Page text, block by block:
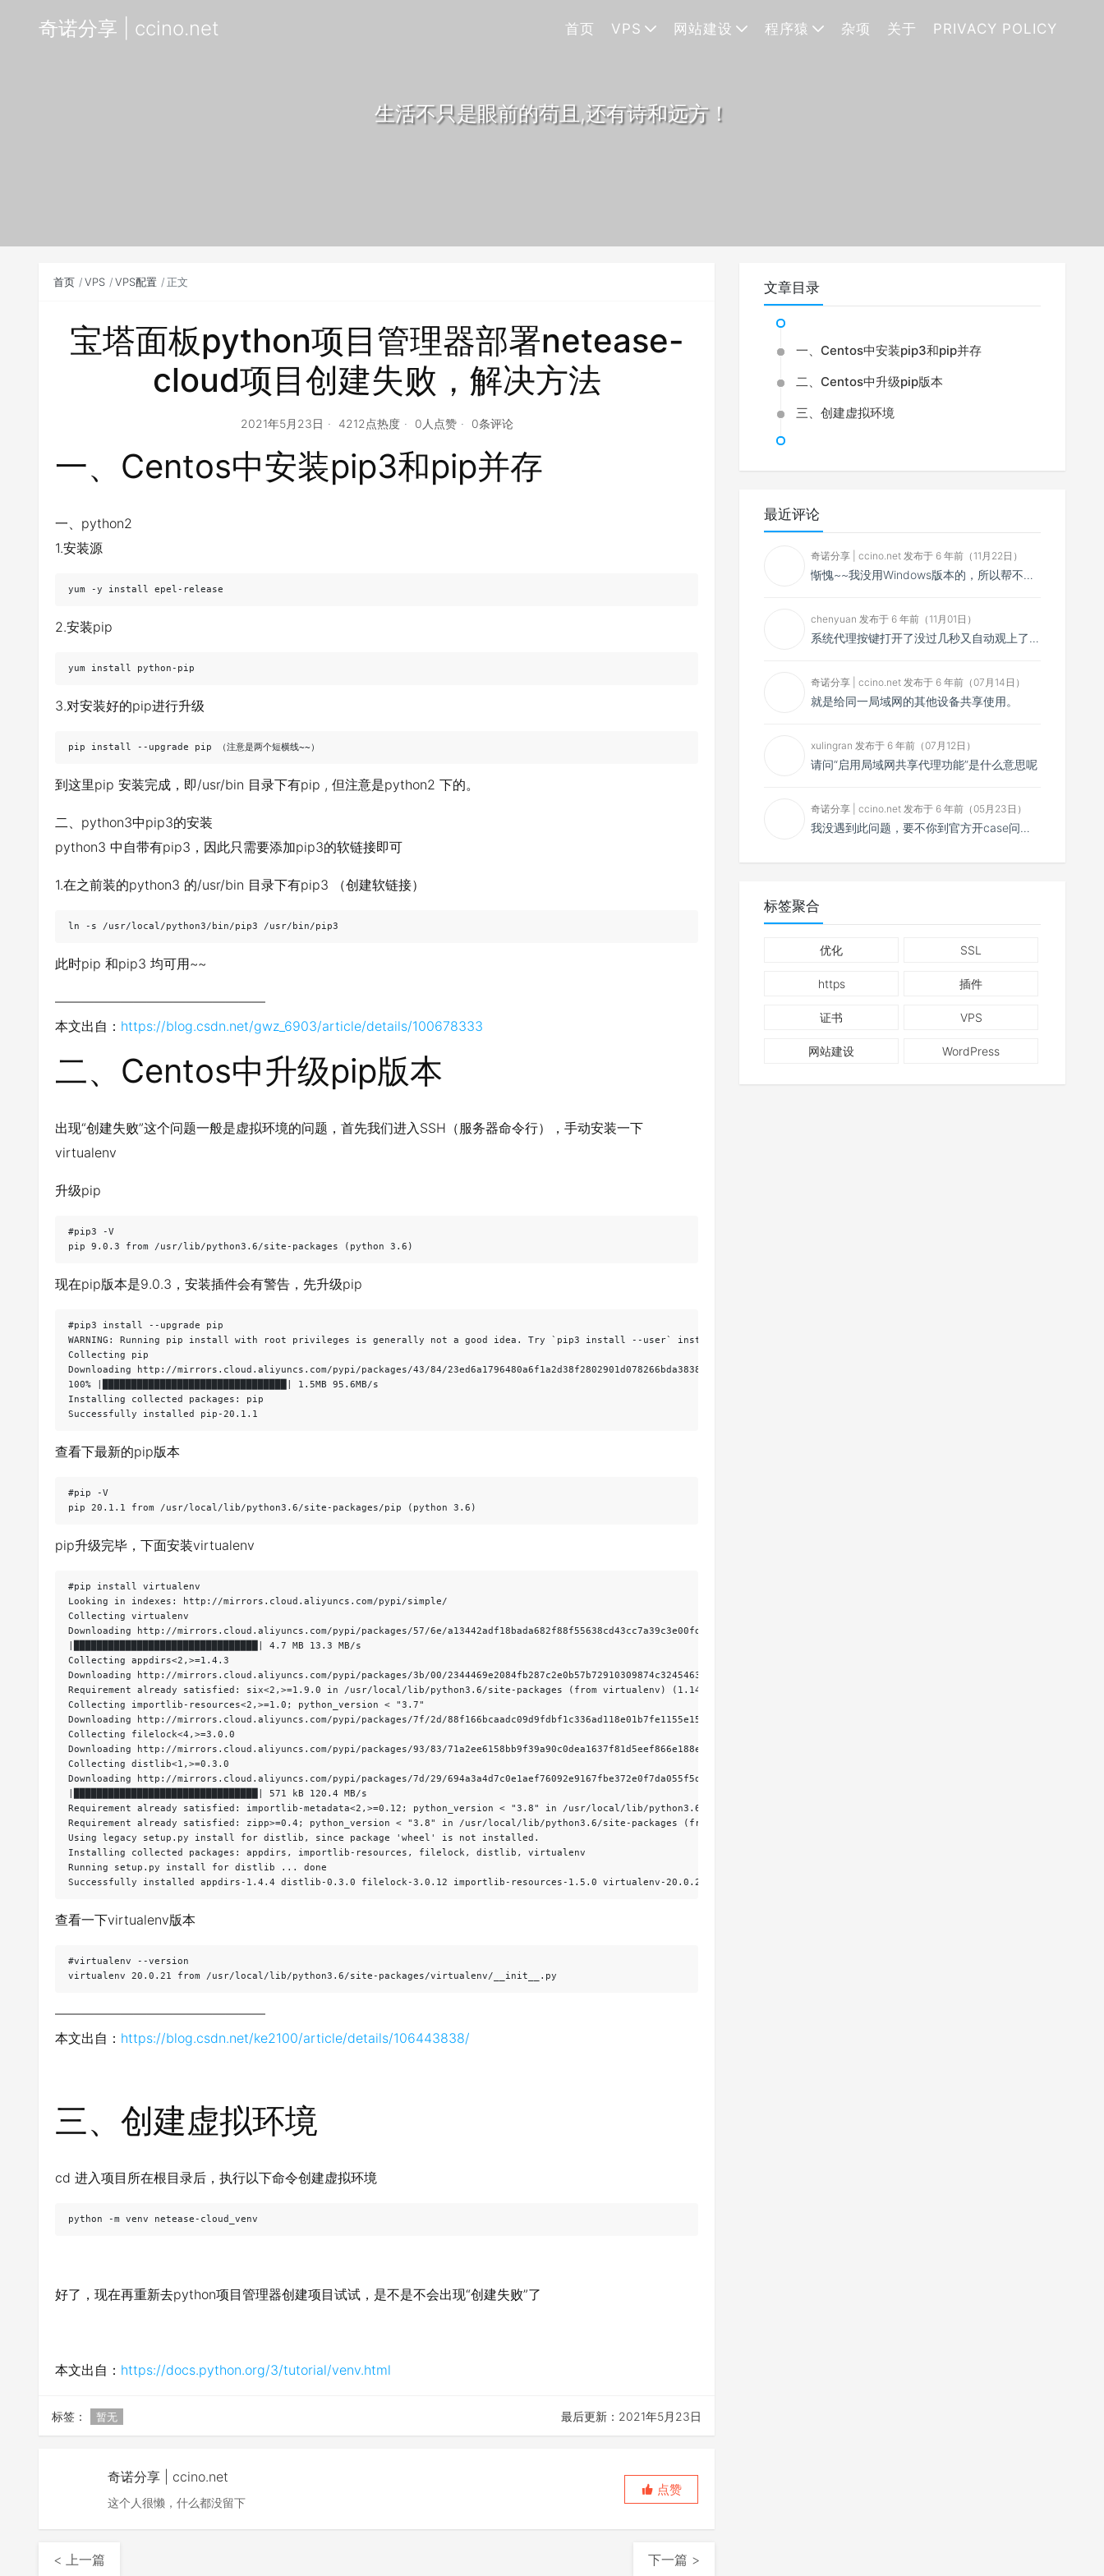
奇诺分享 | ccino.net 首页 VPS 网站建设 程序猿 杂项 关于 PRIVACY POLICY
生活不只是眼前的苟且,还有诗和远方！
首页 VPS VPS配置 正文
宝塔面板python项目管理器部署netease-
cloud项目创建失败，解决方法
2021年5月23日 4212点热度 0人点赞 0条评论
一、Centos中安装pip3和pip并存
一、python2
1.安装源
yum -y install epel-release
2.安装pip
yum install python-pip
3.对安装好的pip进行升级
pip install --upgrade pip （注意是两个短横线~~）
到这里pip 安装完成，即/usr/bin 目录下有pip , 但注意是python2 下的。
二、python3中pip3的安装
python3 中自带有pip3，因此只需要添加pip3的软链接即可
1.在之前装的python3 的/usr/bin 目录下有pip3 （创建软链接）
ln -s /usr/local/python3/bin/pip3 /usr/bin/pip3
此时pip 和pip3 均可用~~
————————————————
本文出自： https://blog.csdn.net/gwz_6903/article/details/100678333
二、Centos中升级pip版本
出现“创建失败”这个问题一般是虚拟环境的问题，首先我们进入SSH（服务器命令行），手动安装一下
virtualenv
升级pip
#pip3 -V
pip 9.0.3 from /usr/lib/python3.6/site-packages (python 3.6)
现在pip版本是9.0.3，安装插件会有警告，先升级pip
#pip3 install --upgrade pip
WARNING: Running pip install with root privileges is generally not a good idea. Try `pip3 install --user` instead.
Collecting pip
Downloading http://mirrors.cloud.aliyuncs.com/pypi/packages/43/84/23ed6a1796480a6f1a2d38f2802901d078266bda38388954d01d3f2e821d/pip-20.1.1-py2.py3-none-any.whl (1.5MB)
100% |████████████████████████████████| 1.5MB 95.6MB/s
Installing collected packages: pip
Successfully installed pip-20.1.1
查看下最新的pip版本
#pip -V
pip 20.1.1 from /usr/local/lib/python3.6/site-packages/pip (python 3.6)
pip升级完毕，下面安装virtualenv
#pip install virtualenv
Looking in indexes: http://mirrors.cloud.aliyuncs.com/pypi/simple/
Collecting virtualenv
Downloading http://mirrors.cloud.aliyuncs.com/pypi/packages/57/6e/a13442adf18bada682f88f55638cd43cc7a39c3e00fdcf898ca4ceaeb682/virtualenv-20.0.21-py2.py3-none-any.whl (4.7 MB)
|████████████████████████████████| 4.7 MB 13.3 MB/s
Collecting appdirs<2,>=1.4.3
Downloading http://mirrors.cloud.aliyuncs.com/pypi/packages/3b/00/2344469e2084fb287c2e0b57b72910309874c3245463acd6cf5e3db69324/appdirs-1.4.4-py2.py3-none-any.whl (9.6 kB)
Requirement already satisfied: six<2,>=1.9.0 in /usr/local/lib/python3.6/site-packages (from virtualenv) (1.14.0)
Collecting importlib-resources<2,>=1.0; python_version < "3.7"
Downloading http://mirrors.cloud.aliyuncs.com/pypi/packages/7f/2d/88f166bcaadc09d9fdbf1c336ad118e01b7fe1155e15675e125be2ff1899/importlib_resources-1.5.0-py2.py3-none-any.whl (21
Collecting filelock<4,>=3.0.0
Downloading http://mirrors.cloud.aliyuncs.com/pypi/packages/93/83/71a2ee6158bb9f39a90c0dea1637f81d5eef866e188e1971a1b1ab01a35a/filelock-3.0.12-py3-none-any.whl (7.6 kB)
Collecting distlib<1,>=0.3.0
Downloading http://mirrors.cloud.aliyuncs.com/pypi/packages/7d/29/694a3a4d7c0e1aef76092e9167fbe372e0f7da055f5dcf4e1313ec21d96a/distlib-0.3.0.zip (571 kB)
|████████████████████████████████| 571 kB 120.4 MB/s
Requirement already satisfied: importlib-metadata<2,>=0.12; python_version < "3.8" in /usr/local/lib/python3.6/site-packages (from virtualenv) (1.6.0)
Requirement already satisfied: zipp>=0.4; python_version < "3.8" in /usr/local/lib/python3.6/site-packages (from importlib-resources<2,>=1.0; python_version < "3.7"->virtualenv)
Using legacy setup.py install for distlib, since package 'wheel' is not installed.
Installing collected packages: appdirs, importlib-resources, filelock, distlib, virtualenv
Running setup.py install for distlib ... done
Successfully installed appdirs-1.4.4 distlib-0.3.0 filelock-3.0.12 importlib-resources-1.5.0 virtualenv-20.0.21
查看一下virtualenv版本
#virtualenv --version
virtualenv 20.0.21 from /usr/local/lib/python3.6/site-packages/virtualenv/__init__.py
————————————————
本文出自： https://blog.csdn.net/ke2100/article/details/106443838/
三、创建虚拟环境
cd 进入项目所在根目录后，执行以下命令创建虚拟环境
python -m venv netease-cloud_venv
好了，现在再重新去python项目管理器创建项目试试，是不是不会出现“创建失败”了
本文出自： https://docs.python.org/3/tutorial/venv.html
标签： 暂无 最后更新：2021年5月23日
奇诺分享 | ccino.net
这个人很懒，什么都没留下
点赞
< 上一篇 下一篇 >
文章目录
一、Centos中安装pip3和pip并存
二、Centos中升级pip版本
三、创建虚拟环境
最近评论
奇诺分享 | ccino.net 发布于 6 年前（11月22日）
惭愧~~我没用Windows版本的，所以帮不了你~~
chenyuan 发布于 6 年前（11月01日）
系统代理按键打开了没过几秒又自动观上了，导致一直打开不了，是什么问题呢？感谢大佬，请帮帮忙！谢谢！
奇诺分享 | ccino.net 发布于 6 年前（07月14日）
就是给同一局域网的其他设备共享使用。
xulingran 发布于 6 年前（07月12日）
请问“启用局域网共享代理功能”是什么意思呢
奇诺分享 | ccino.net 发布于 6 年前（05月23日）
我没遇到此问题，要不你到官方开case问问看？
标签聚合
优化 SSL
https 插件
证书 VPS
网站建设 WordPress